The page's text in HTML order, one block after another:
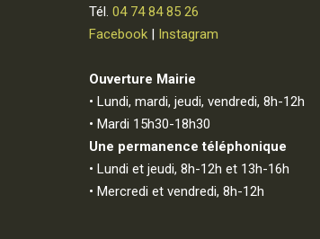
Tél. 04 74 84 85 26
Facebook| Instagram
Ouverture Mairie
• Lundi, mardi, jeudi, vendredi, 8h-12h
• Mardi 15h30-18h30
Une permanence téléphonique
• Lundi et jeudi, 8h-12h et 13h-16h
• Mercredi et vendredi, 8h-12h